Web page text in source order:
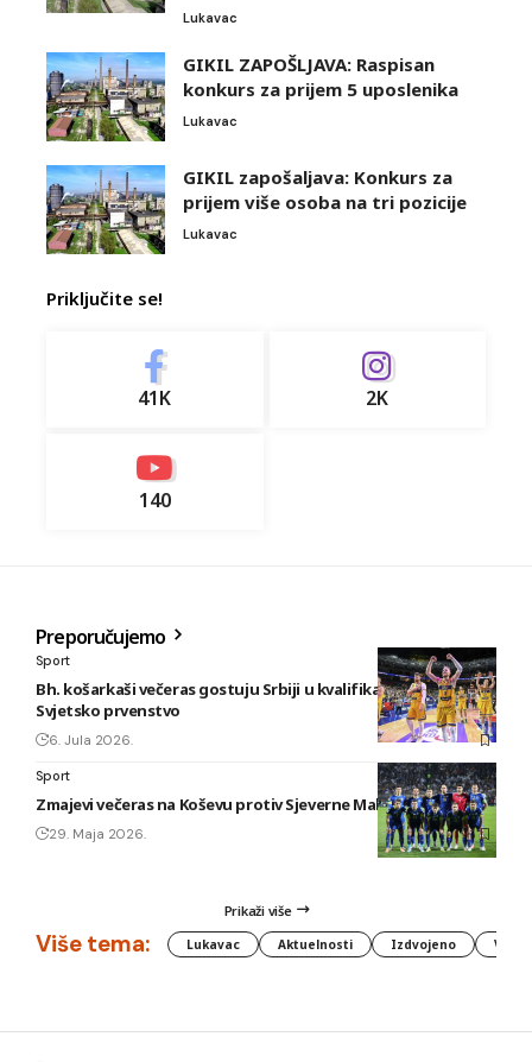
Lukavac
GIKIL ZAPOŠLJAVA: Raspisan
konkurs za prijem 5 uposlenika
Lukavac
GIKIL zapošaljava: Konkurs za
prijem više osoba na tri pozicije
Lukavac
Priključite se!
41K 2K
140
Preporučujemo
Sport
Bh. košarkaši večeras gostuju Srbiji u kvalifikacijama za
Svjetsko prvenstvo
6. Jula 2026.
Sport
Zmajevi večeras na Koševu protiv Sjeverne Makedonije
29. Maja 2026.
Prikaži više
Više tema: Lukavac Aktuelnosti Izdvojeno